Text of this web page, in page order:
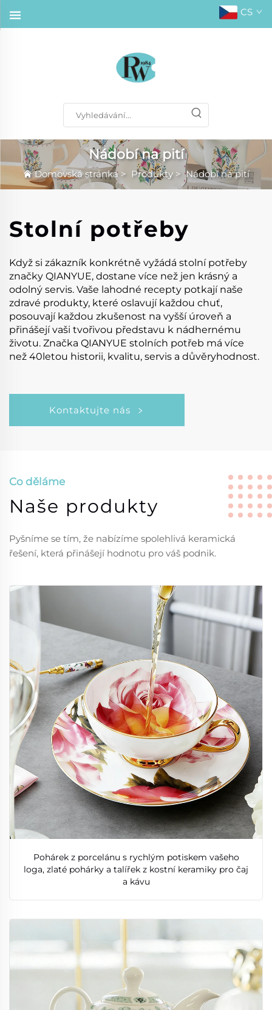
CS
Nádobí na pití
Domovská stránka> Produkty>Nádobí na pití
Stolní potřeby
Když si zákazník konkrétně vyžádá stolní potřeby
značky QIANYUE, dostane více než jen krásný a
odolný servis. Vaše lahodné recepty potkají naše
zdravé produkty, které oslavují každou chuť,
posouvají každou zkušenost na vyšší úroveň a
přinášejí vaši tvořivou představu k nádhernému
životu. Značka QIANYUE stolních potřeb má více
než 40letou historii, kvalitu, servis a důvěryhodnost.
Kontaktujte nás
Co děláme
Naše produkty
Pyšníme se tím, že nabízíme spolehlivá keramická
řešení, která přinášejí hodnotu pro váš podnik.
Pohárek z porcelánu s rychlým potiskem vašeho
loga, zlaté pohárky a talířek z kostní keramiky pro čaj
a kávu